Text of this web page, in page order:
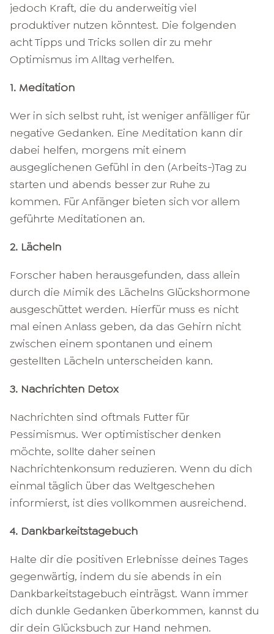
jedoch Kraft, die du anderweitig viel
produktiver nutzen könntest. Die folgenden
acht Tipps und Tricks sollen dir zu mehr
Optimismus im Alltag verhelfen.
1. Meditation
Wer in sich selbst ruht, ist weniger anfälliger für
negative Gedanken. Eine Meditation kann dir
dabei helfen, morgens mit einem
ausgeglichenen Gefühl in den (Arbeits-)Tag zu
starten und abends besser zur Ruhe zu
kommen. Für Anfänger bieten sich vor allem
geführte Meditationen an.
2. Lächeln
Forscher haben herausgefunden, dass allein
durch die Mimik des Lächelns Glückshormone
ausgeschüttet werden. Hierfür muss es nicht
mal einen Anlass geben, da das Gehirn nicht
zwischen einem spontanen und einem
gestellten Lächeln unterscheiden kann.
3. Nachrichten Detox
Nachrichten sind oftmals Futter für
Pessimismus. Wer optimistischer denken
möchte, sollte daher seinen
Nachrichtenkonsum reduzieren. Wenn du dich
einmal täglich über das Weltgeschehen
informierst, ist dies vollkommen ausreichend.
4. Dankbarkeitstagebuch
Halte dir die positiven Erlebnisse deines Tages
gegenwärtig, indem du sie abends in ein
Dankbarkeitstagebuch einträgst. Wann immer
dich dunkle Gedanken überkommen, kannst du
dir dein Glücksbuch zur Hand nehmen.